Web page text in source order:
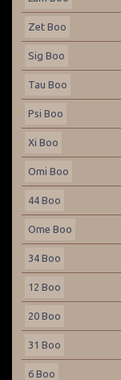
Zet Boo
Sig Boo
Tau Boo
Psi Boo
Xi Boo
Omi Boo
44 Boo
Ome Boo
34 Boo
12 Boo
20 Boo
31 Boo
6 Boo